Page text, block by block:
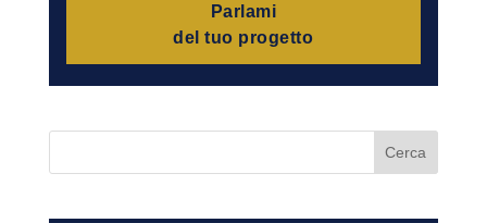
Parlami
del tuo progetto